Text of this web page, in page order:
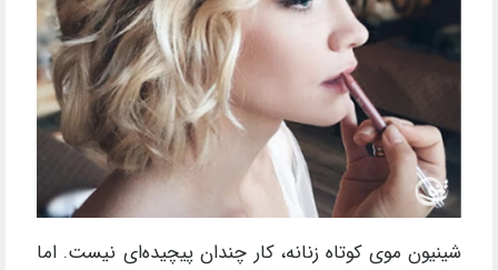
شینیون موی کوتاه زنانه، کار چندان پیچیده‌ای نیست. اما